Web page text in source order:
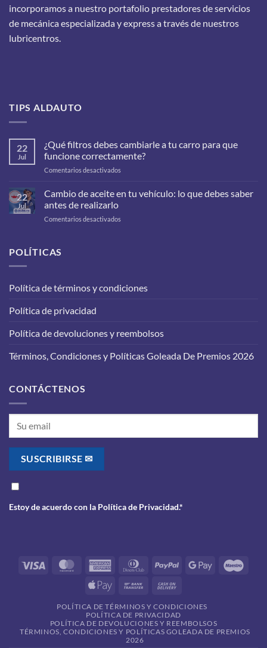
incorporamos a nuestro portafolio prestadores de servicios
de mecánica especializada y express a través de nuestros
lubricentros.
TIPS ALDAUTO
22
Jul
¿Qué filtros debes cambiarle a tu carro para que
funcione correctamente?
Comentarios desactivados
filtros
debes
a
22
Jul
Cambio de aceite en tu vehículo: lo que debes saber
antes de realizarlo
Comentarios desactivados
lo
POLÍTICAS
Política de términos y condiciones
Política de privacidad
Política de devoluciones y reembolsos
Términos, Condiciones y Políticas Goleada De Premios 2026
CONTÁCTENOS
Estoy de acuerdo con la Política de Privacidad.*
Visa MasterCardAmerican
Dinners PayPal
Google
Apple
Bank
Delivery
POLÍTICA DE TÉRMINOS Y CONDICIONES
POLÍTICA DE PRIVACIDAD
POLÍTICA DE DEVOLUCIONES Y REEMBOLSOS
TÉRMINOS, CONDICIONES Y POLÍTICAS GOLEADA DE PREMIOS
2026